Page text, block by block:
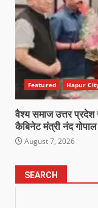
Featured Hapur
वैश्य समाज उत्तर
कैबिनेट मंत्री नंद गोपाल
August 7, 2026
SEARCH